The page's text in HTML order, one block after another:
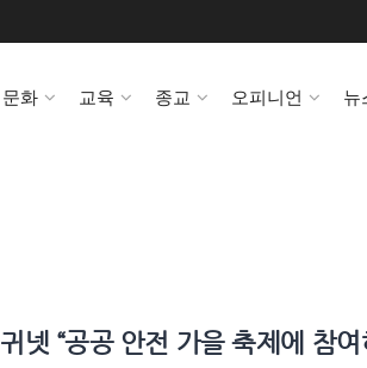
문화 교육 종교 오피니언 뉴
귀넷 “공공 안전 가을 축제에 참여